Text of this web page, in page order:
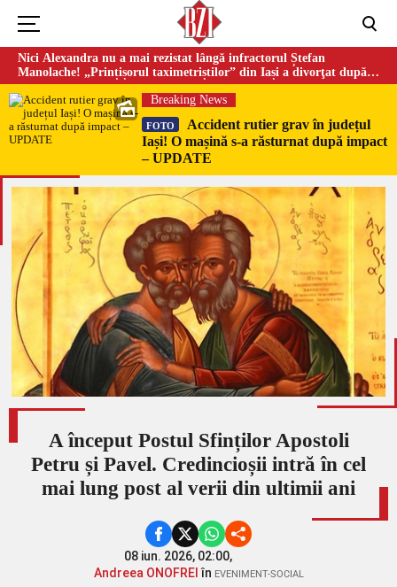
Nici Alexandra nu a mai rezistat lângă infractorul Ștefan
Manolache! „Prințișorul taximetriștilor” din Iași a divorţat după
doi ani de căsnicie
Breaking News
FOTO
Accident rutier grav în județul
Iași! O mașină s-a răsturnat după impact
– UPDATE
A început Postul Sfinților Apostoli
Petru și Pavel. Credincioșii intră în cel
mai lung post al verii din ultimii ani
08 iun. 2026, 02:00,
Andreea ONOFREI în EVENIMENT-SOCIAL